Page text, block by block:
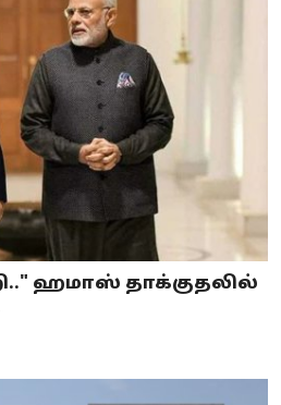
ஹமாஸ் தாக்குதலில்